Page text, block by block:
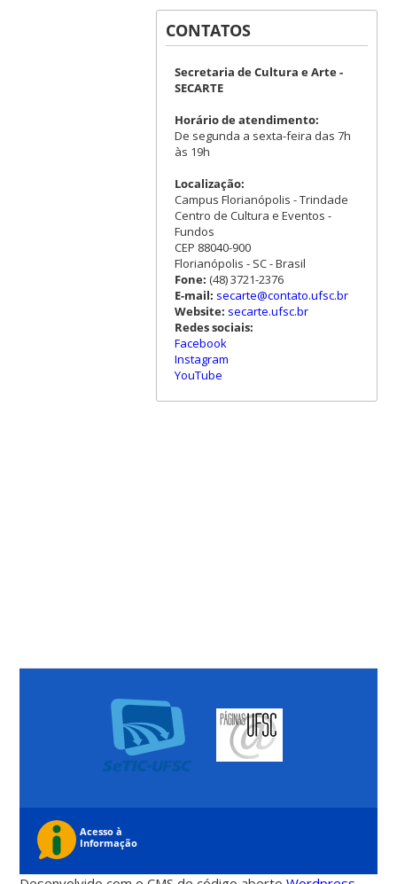
CONTATOS
Secretaria de Cultura e Arte -
SECARTE
Horário de atendimento:
De segunda a sexta-feira das 7h
às 19h
Localização:
Campus Florianópolis - Trindade
Centro de Cultura e Eventos -
Fundos
CEP 88040-900
Florianópolis - SC - Brasil
Fone: (48) 3721-2376
E-mail: secarte@contato.ufsc.br
Website: secarte.ufsc.br
Redes sociais:
Facebook
Instagram
YouTube